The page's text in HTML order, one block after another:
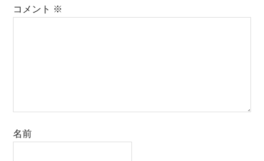
コメント ※
名前